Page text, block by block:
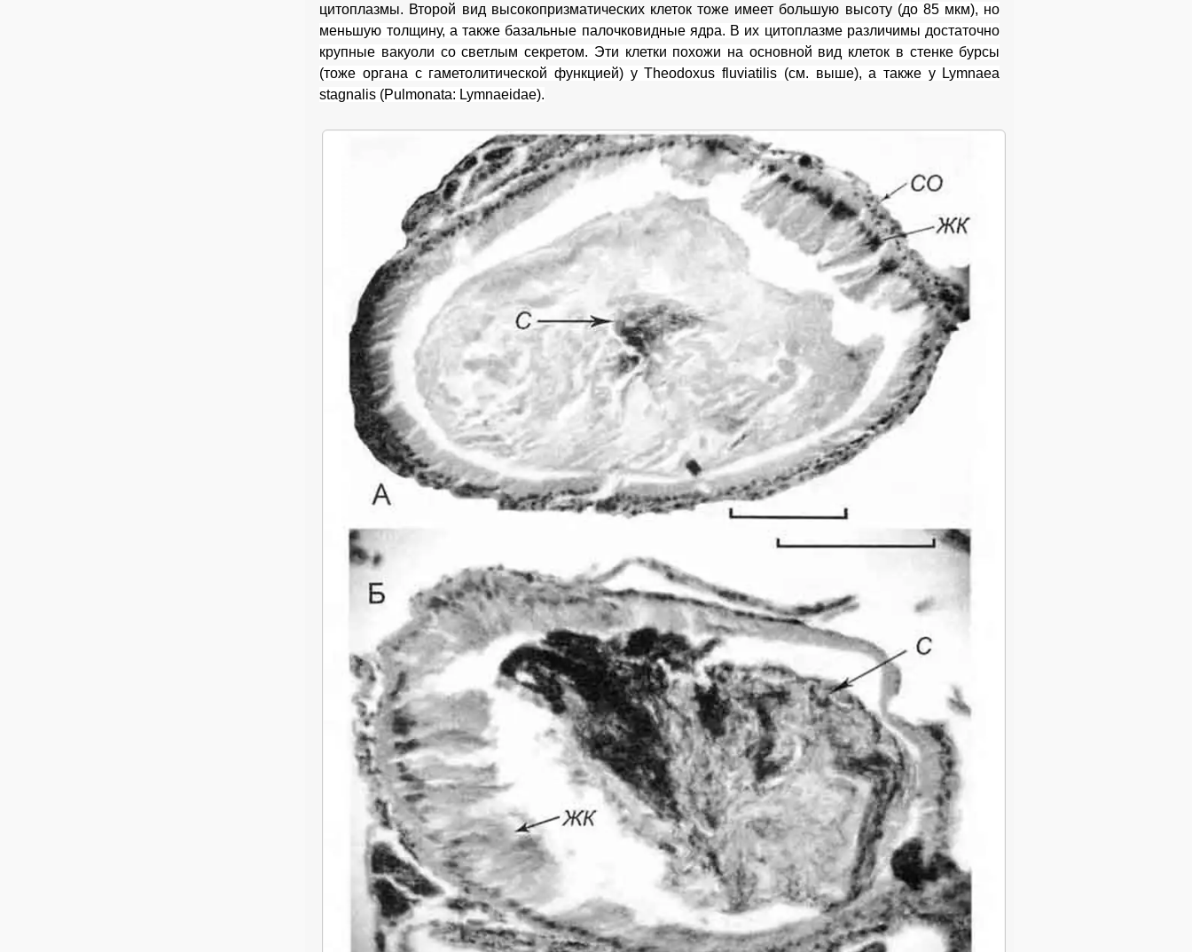
цитоплазмы. Второй вид высокопризматических клеток тоже имеет большую высоту (до 85 мкм), но
меньшую толщину, а также базальные палочковидные ядра. В их цитоплазме различимы достаточно
крупные вакуоли со светлым секретом. Эти клетки похожи на основной вид клеток в стенке бурсы
(тоже органа с гаметолитической функцией) у Theodoxus fluviatilis (см. выше), а также у Lymnaea
stagnalis (Pulmonata: Lymnaeidae).